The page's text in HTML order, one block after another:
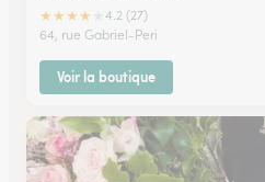
★★★★
4.2 (27)
64, rue Gabriel-Peri
Voir la boutique